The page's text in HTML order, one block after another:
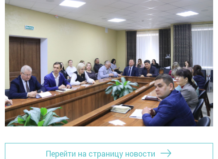
Перейти на страницу новости